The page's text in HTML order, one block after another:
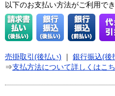
以下のお支払い方法がご利用でき
売掛取引(後払い) 銀行振込(後
⇒支払方法について詳しくはこ